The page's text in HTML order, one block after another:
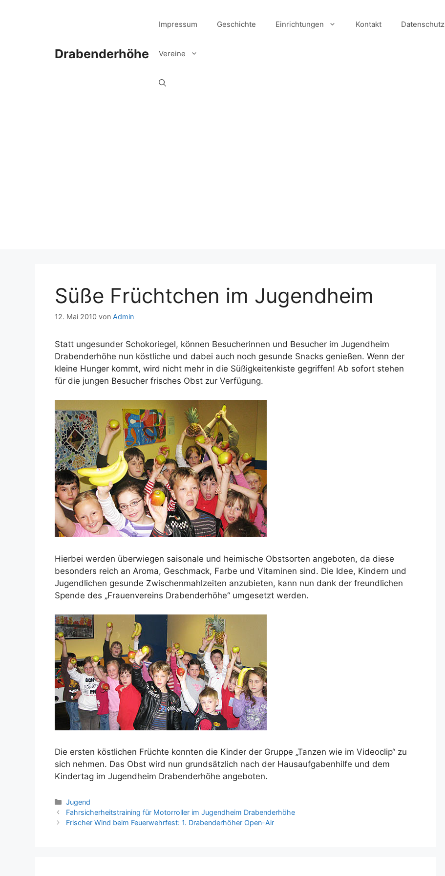
Drabenderhöhe
Impressum Geschichte Einrichtungen Kontakt Datenschutz
Vereine
Süße Früchtchen im Jugendheim
12. Mai 2010 von Admin
Statt ungesunder Schokoriegel, können Besucherinnen und Besucher im Jugendheim
Drabenderhöhe nun köstliche und dabei auch noch gesunde Snacks genießen. Wenn der
kleine Hunger kommt, wird nicht mehr in die Süßigkeitenkiste gegriffen! Ab sofort stehen
für die jungen Besucher frisches Obst zur Verfügung.
Hierbei werden überwiegen saisonale und heimische Obstsorten angeboten, da diese
besonders reich an Aroma, Geschmack, Farbe und Vitaminen sind. Die Idee, Kindern und
Jugendlichen gesunde Zwischenmahlzeiten anzubieten, kann nun dank der freundlichen
Spende des „Frauenvereins Drabenderhöhe“ umgesetzt werden.
Die ersten köstlichen Früchte konnten die Kinder der Gruppe „Tanzen wie im Videoclip“ zu
sich nehmen. Das Obst wird nun grundsätzlich nach der Hausaufgabenhilfe und dem
Kindertag im Jugendheim Drabenderhöhe angeboten.
Kategorien
Jugend
Fahrsicherheitstraining für Motorroller im Jugendheim Drabenderhöhe
Frischer Wind beim Feuerwehrfest: 1. Drabenderhöher Open-Air